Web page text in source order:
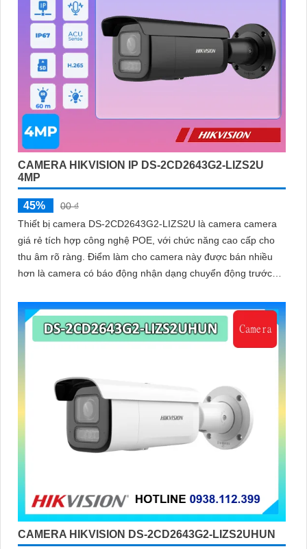
CAMERA HIKVISION IP DS-2CD2643G2-LIZS2U
4MP
45%
00 ₫
Thiết bị camera DS-2CD2643G2-LIZS2U là camera camera
giá rẻ tích hợp công nghệ POE, với chức năng cao cấp cho
thu âm rõ ràng. Điểm làm cho camera này được bán nhiều
hơn là camera có báo động nhận dạng chuyển động trước
rõ hơn dù ở môi trường ánh sáng thấp
CAMERA HIKVISION DS-2CD2643G2-LIZS2UHUN